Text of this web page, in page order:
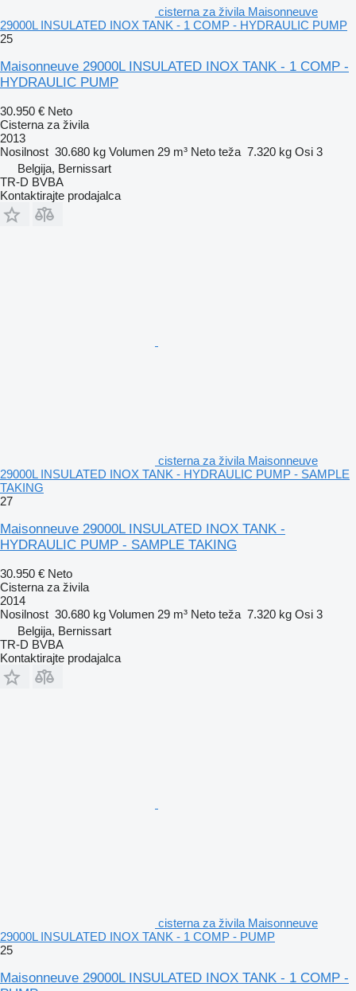
cisterna za živila Maisonneuve
29000L INSULATED INOX TANK - 1 COMP - HYDRAULIC PUMP
25
Maisonneuve 29000L INSULATED INOX TANK - 1 COMP -
HYDRAULIC PUMP
30.950 € Neto
Cisterna za živila
2013
Nosilnost 30.680 kg Volumen 29 m³ Neto teža 7.320 kg Osi 3
Belgija, Bernissart
TR-D BVBA
Kontaktirajte prodajalca
cisterna za živila Maisonneuve
29000L INSULATED INOX TANK - HYDRAULIC PUMP - SAMPLE
TAKING
27
Maisonneuve 29000L INSULATED INOX TANK -
HYDRAULIC PUMP - SAMPLE TAKING
30.950 € Neto
Cisterna za živila
2014
Nosilnost 30.680 kg Volumen 29 m³ Neto teža 7.320 kg Osi 3
Belgija, Bernissart
TR-D BVBA
Kontaktirajte prodajalca
cisterna za živila Maisonneuve
29000L INSULATED INOX TANK - 1 COMP - PUMP
25
Maisonneuve 29000L INSULATED INOX TANK - 1 COMP -